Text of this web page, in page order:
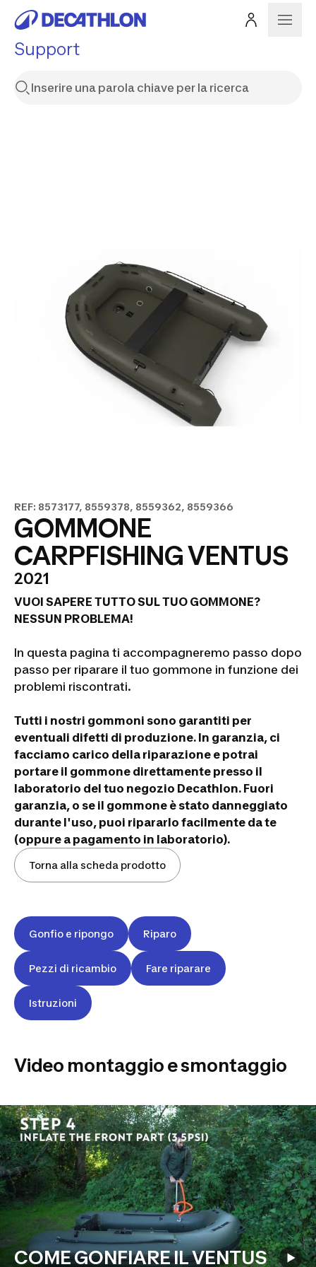
Support
REF: 8573177, 8559378, 8559362, 8559366
GOMMONE
CARPFISHING VENTUS
2021
VUOI SAPERE TUTTO SUL TUO GOMMONE?
NESSUN PROBLEMA!
In questa pagina ti accompagneremo passo dopo
passo per riparare il tuo gommone in funzione dei
problemi riscontrati.
Tutti i nostri gommoni sono garantiti per
eventuali difetti di produzione. In garanzia, ci
facciamo carico della riparazione e potrai
portare il gommone direttamente presso il
laboratorio del tuo negozio Decathlon. Fuori
garanzia, o se il gommone è stato danneggiato
durante l'uso, puoi ripararlo facilmente da te
(oppure a pagamento in laboratorio).
Torna alla scheda prodotto
Gonfio e ripongo Riparo
Pezzi di ricambio Fare riparare
Istruzioni
Video montaggio e smontaggio
COME GONFIARE IL VENTUS